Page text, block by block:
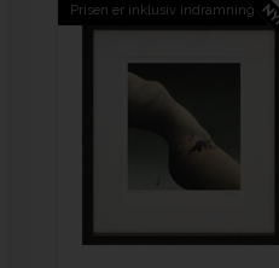
Prisen er inklusiv indramning